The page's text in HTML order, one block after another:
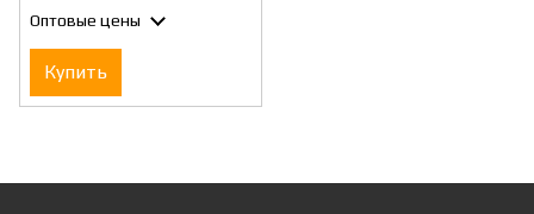
Оптовые цены
Купить